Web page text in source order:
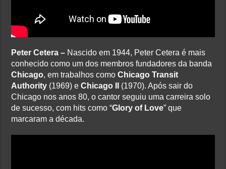
Peter Cetera – Nascido em 1944, Peter Cetera é mais
conhecido como um dos membros fundadores da banda
Chicago, em trabalhos comoChicago Transit
Authority (1969) eChicago II
(1970). Após sair do
Chicago nos anos 80, o cantor seguiu uma carreira solo
de sucesso, com hits como “Glory of Love” que
marcaram a década.